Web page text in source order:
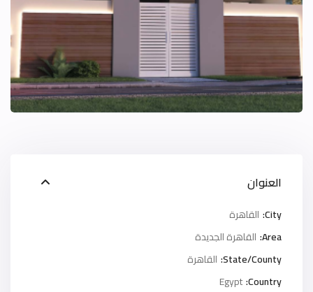
العنوان
City: القاهرة
Area: القاهرة الجديدة
State/County: القاهرة
Country:
Egypt